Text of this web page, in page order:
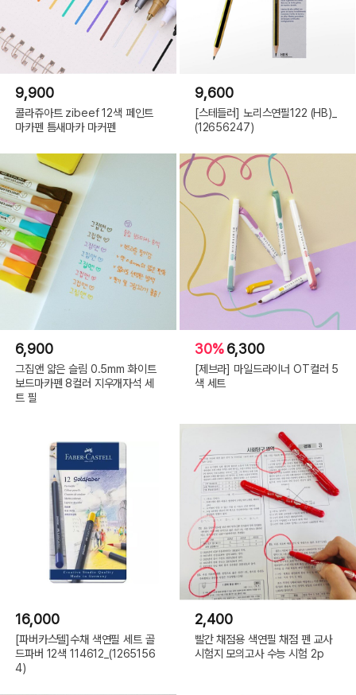
9,900
콜라쥬아트 zibeef 12색 페인트
마카펜 틈새마카 마커펜
9,600
[스테들러] 노리스연필122 (HB)_
(12656247)
6,900
그집앤 얇은 슬림 0.5mm 화이트
보드마카펜 8컬러 지우개자석 세
트 필
30%6,300
[제브라] 마일드라이너 OT컬러 5
색 세트
16,000
[파버카스텔]수채 색연필 세트 골
드파버 12색 114612_(1265156
4)
2,400
빨간 채점용 색연필 채점 펜 교사
시험지 모의고사 수능 시험 2p